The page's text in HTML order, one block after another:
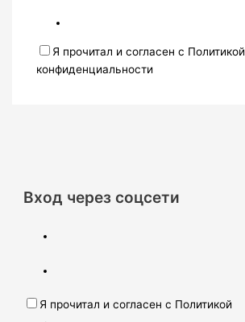
Я прочитал и согласен с Политикой
конфиденциальности
Вход через соцсети
Я прочитал и согласен с Политикой